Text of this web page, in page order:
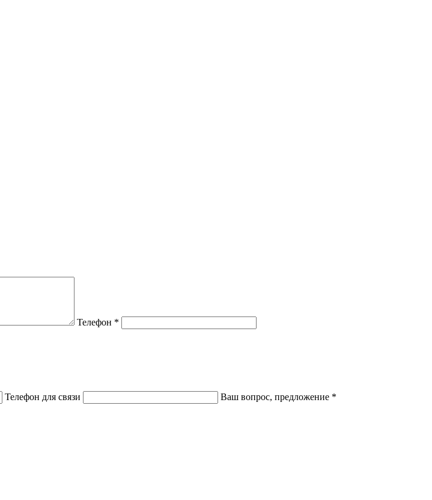
Телефон *
Телефон для связи Ваш вопрос, предложение *